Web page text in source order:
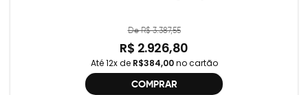
De R$ 3.387,55
R$ 2.926,80
Até 12x de R$384,00no cartão
COMPRAR